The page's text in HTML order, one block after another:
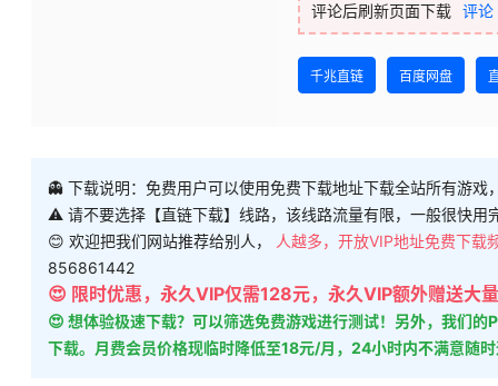
评论后刷新页面下载 评论
千兆直链 百度网盘
👻 下载说明：免费用户可以使用免费下载地址下载全站所有游
⚠ 请不要选择【直链下载】线路，该线路流量有限，一般很快用
😊 欢迎把我们网站推荐给别人，
人越多，开放VIP地址免费下载
856861442
😍 限时优惠，永久VIP仅需128元，永久VIP额外赠送大
😍 想体验极速下载？可以筛选免费游戏进行测试！另外，我们
下载。月费会员价格现临时降低至18元/月，24小时内不满意随